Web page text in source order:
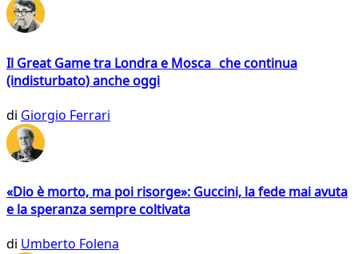
Il Great Game tra Londra e Mosca che continua
(indisturbato) anche oggi
di Giorgio Ferrari
«Dio è morto, ma poi risorge»: Guccini, la fede mai avuta
e la speranza sempre coltivata
di Umberto Folena